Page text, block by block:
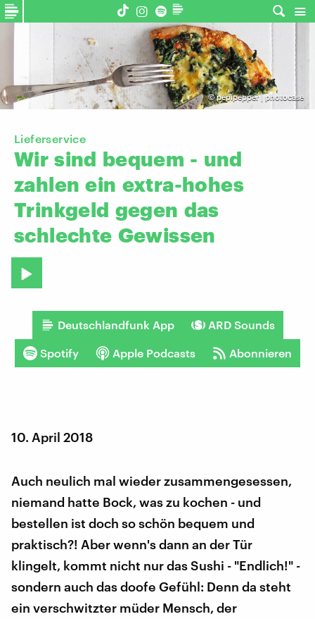
©pepipepper | photocase
Lieferservice
Wir sind bequem - und
zahlen ein extra-hohes
Trinkgeld gegen das
schlechte Gewissen
Deutschlandfunk App ARD Sounds
Spotify Apple Podcasts Abonnieren
10. April 2018
Auch neulich mal wieder zusammengesessen,
niemand hatte Bock, was zu kochen - und
bestellen ist doch so schön bequem und
praktisch?! Aber wenn's dann an der Tür
klingelt, kommt nicht nur das Sushi - "Endlich!" -
sondern auch das doofe Gefühl: Denn da steht
ein verschwitzter müder Mensch, der